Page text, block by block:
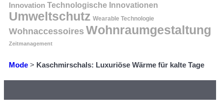
Innovation Technologische Innovationen
Umweltschutz Wearable Technologie
Wohnaccessoires Wohnraumgestaltung
Zeitmanagement
Mode > Kaschmirschals: Luxuriöse Wärme für kalte Tage